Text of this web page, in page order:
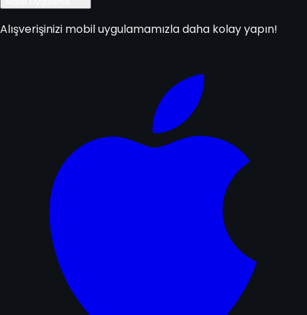
Alışverişinizi mobil uygulamamızla daha kolay yapın!